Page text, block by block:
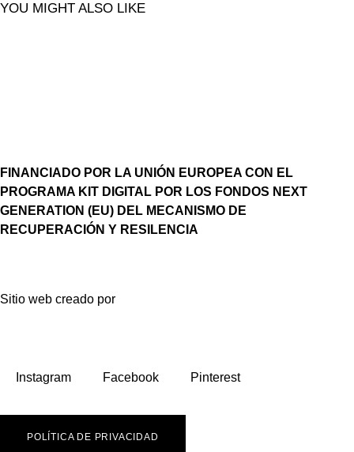
YOU MIGHT ALSO LIKE
FINANCIADO POR LA UNIÓN EUROPEA CON EL
PROGRAMA KIT DIGITAL POR LOS FONDOS NEXT
GENERATION (EU) DEL MECANISMO DE
RECUPERACIÓN Y RESILENCIA
Sitio web creado por
Instagram Facebook Pinterest
POLÍTICA DE PRIVACIDAD